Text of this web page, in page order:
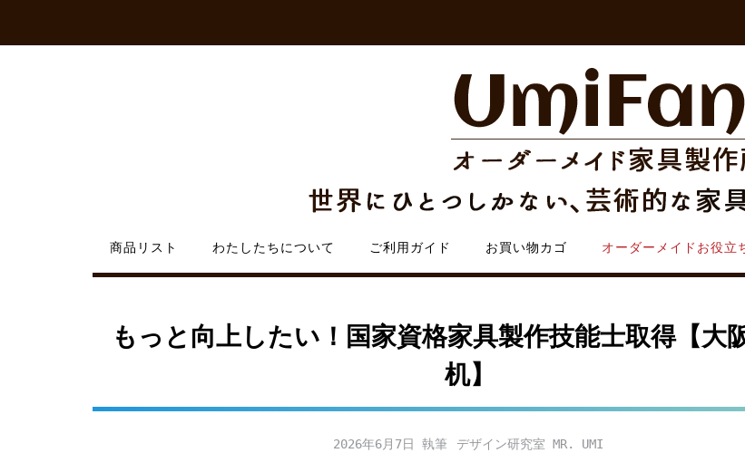
content
商品リスト わたしたちについて ご利用ガイド お買い物カゴ オーダーメイドお役立
もっと向上したい！国家資格家具製作技能士取得【大
机】
2026年6月7日 デザイン研究室 MR. UMI